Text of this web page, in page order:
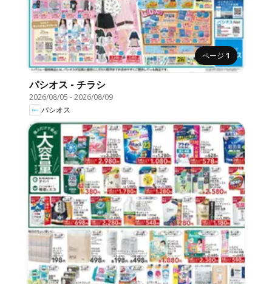
ページ 1
パシオス - チラシ
2026/08/05 -2026/08/09
パシオス